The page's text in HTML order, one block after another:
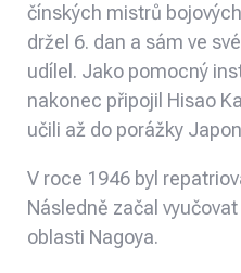
čínských mistrů
držel 6. dan a sám ve
udílel. Jako pomocný
nakonec připojil Hisao
učili až do porážky
V roce 1946 byl
Následně začal
oblasti Nagoya.